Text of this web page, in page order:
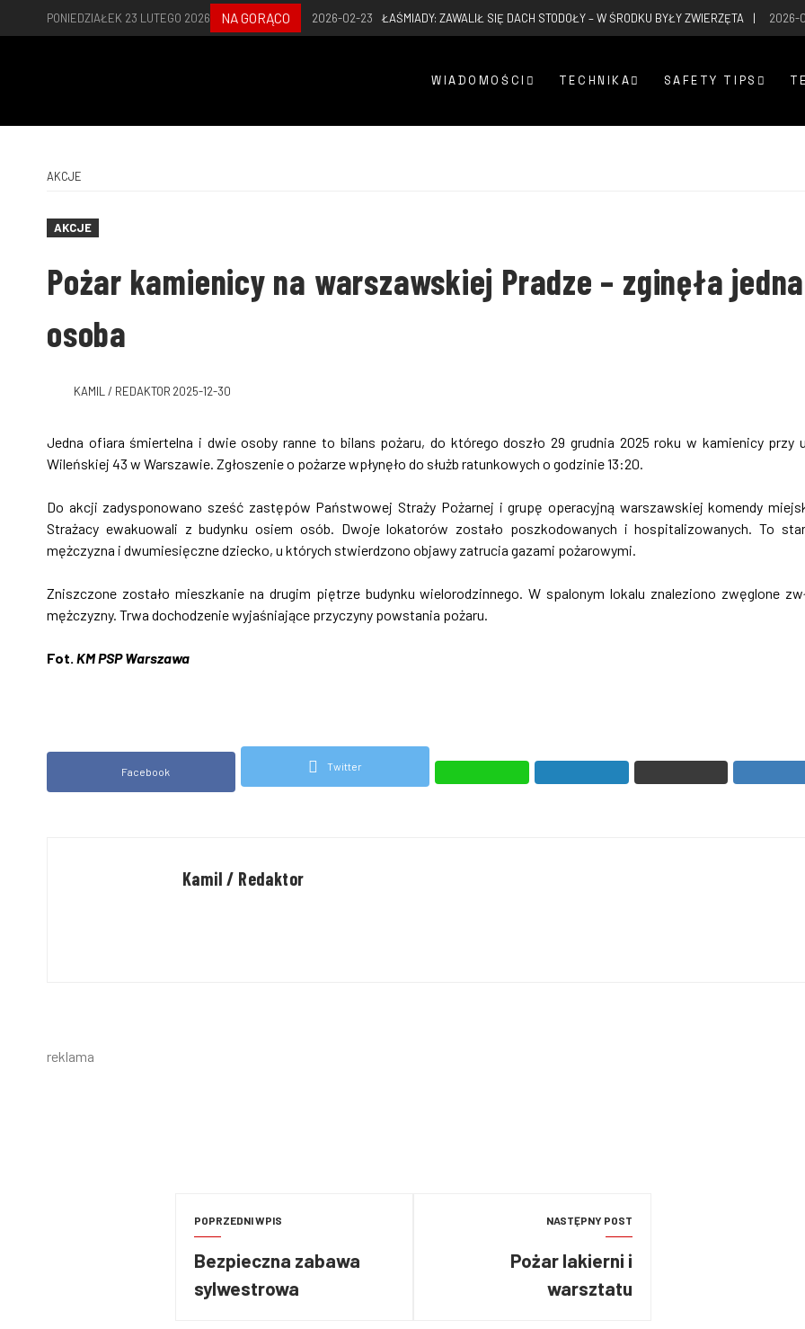
PONIEDZIAŁEK 23 LUTEGO 2026 NA GORĄCO 2026-02-23 ŁAŚMIADY: ZAWALIŁ SIĘ DACH STODOŁY – W ŚRODKU BYŁY ZWIERZĘTA 2026-
WIADOMOŚCI TECHNIKA SAFETY TIPS
AKCJE
AKCJE
Pożar kamienicy na warszawskiej Pradze – zginęła jedna
osoba
KAMIL / REDAKTOR 2025-12-30
Jedna ofiara śmiertelna i dwie osoby ranne to bilans pożaru, do którego doszło 29 grudnia 2025 roku w kamienicy przy
Wileńskiej 43 w Warszawie. Zgłoszenie o pożarze wpłynęło do służb ratunkowych o godzinie 13:20.
Do akcji zadysponowano sześć zastępów Państwowej Straży Pożarnej i grupę operacyjną warszawskiej komendy
Strażacy ewakuowali z budynku osiem osób. Dwoje lokatorów zostało poszkodowanych i hospitalizowanych. To
mężczyzna i dwumiesięczne dziecko, u których stwierdzono objawy zatrucia gazami pożarowymi.
Zniszczone zostało mieszkanie na drugim piętrze budynku wielorodzinnego. W spalonym lokalu znaleziono zwęglone
mężczyzny. Trwa dochodzenie wyjaśniające przyczyny powstania pożaru.
Fot. KM PSP Warszawa
Facebook Twitter
Kamil / Redaktor
reklama
POPRZEDNI WPIS
Bezpieczna zabawa
sylwestrowa
NASTĘPNY POST
Pożar lakierni i
warsztatu